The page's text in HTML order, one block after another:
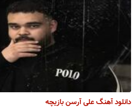
دانلود آهنگ علی آرسن بازیچه